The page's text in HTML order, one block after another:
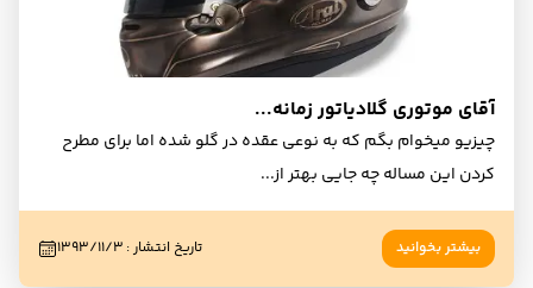
آقای موتوری گلادیاتور زمانه...
چیزیو میخوام بگم که به نوعی عقده در گلو شده اما برای مطرح
کردن این مساله چه جایی بهتر از...
بیشتر بخوانید تاریخ انتشار: ۱۳۹۳/۱۱/۳